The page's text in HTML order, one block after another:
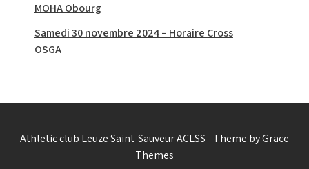
MOHA Obourg
Samedi 30 novembre 2024 – Horaire Cross
OSGA
Athletic club Leuze Saint-Sauveur ACLSS - Theme by Grace
Themes